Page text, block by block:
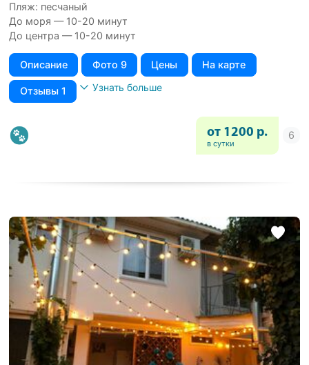
Пляж: песчаный
До моря — 10-20 минут
До центра — 10-20 минут
Описание Фото 9 Цены На карте
Отзывы 1 Узнать больше
от 1200 р.
в сутки